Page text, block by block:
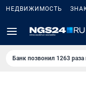
НЕДВИЖИМОСТЬ
Банк позвонил 1263